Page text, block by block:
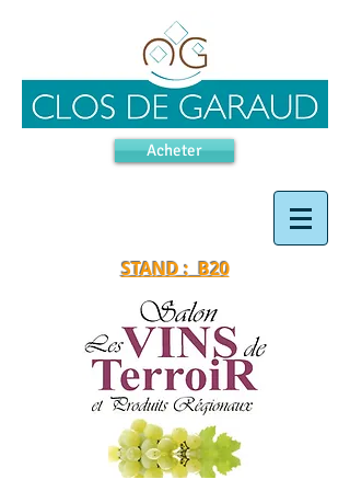
Acheter
STAND : B20